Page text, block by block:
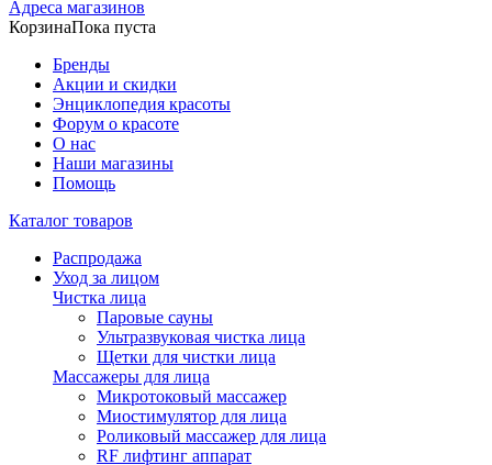
Адреса магазинов
КорзинаПока пуста
Бренды
Акции и скидки
Энциклопедия красоты
Форум о красоте
О нас
Наши магазины
Помощь
Каталог товаров
Распродажа
Уход за лицом
Чистка лица
Паровые сауны
Ультразвуковая чистка лица
Щетки для чистки лица
Массажеры для лица
Микротоковый массажер
Миостимулятор для лица
Роликовый массажер для лица
RF лифтинг аппарат